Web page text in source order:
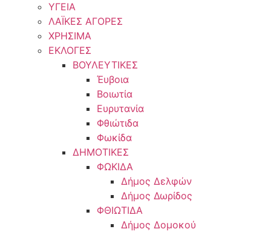
ΥΓΕΙΑ
ΛΑΪΚΕΣ ΑΓΟΡΕΣ
ΧΡΗΣΙΜΑ
ΕΚΛΟΓΕΣ
ΒΟΥΛΕΥΤΙΚΕΣ
Έυβοια
Βοιωτία
Ευρυτανία
Φθιώτιδα
Φωκίδα
ΔΗΜΟΤΙΚΕΣ
ΦΩΚΙΔΑ
Δήμος Δελφών
Δήμος Δωρίδος
ΦΘΙΩΤΙΔΑ
Δήμος Δομοκού